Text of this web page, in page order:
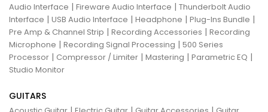
Audio Interface | Fireware Audio Interface | Thunderbolt Audio
Interface | USB Audio Interface | Headphone | Plug-Ins Bundle |
Pre Amp & Channel Strip | Recording Accessories | Recording
Microphone | Recording Signal Processing | 500 Series
Processor | Compressor / Limiter | Mastering | Parametric EQ |
Studio Monitor
GUITARS